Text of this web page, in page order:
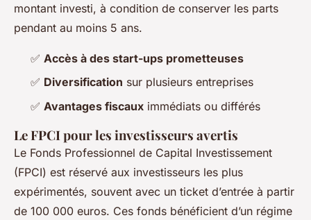
montant investi, à condition de conserver les parts
pendant au moins 5 ans.
✅ Accès à des start-ups prometteuses
✅ Diversification sur plusieurs entreprises
✅ Avantages fiscaux immédiats ou différés
Le FPCI pour les investisseurs avertis
Le Fonds Professionnel de Capital Investissement
(FPCI) est réservé aux investisseurs les plus
expérimentés, souvent avec un ticket d’entrée à partir
de 100 000 euros. Ces fonds bénéficient d’un régime